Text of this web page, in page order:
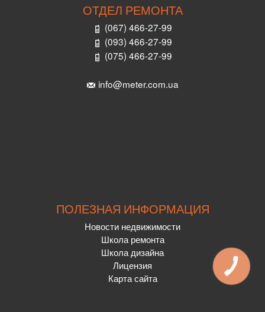
ОТДЕЛ РЕМОНТА
(067) 466-27-99
(093) 466-27-99
(075) 466-27-99
info@meter.com.ua
ПОЛЕЗНАЯ ИНФОРМАЦИЯ
Новости недвижимости
Школа ремонта
Школа дизайна
Лицензия
Карта сайта